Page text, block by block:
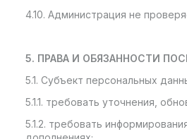
4.10. Администрация не
5. ПРАВА И ОБЯЗАННОСТИ
5.1. Субъект персональных
5.1.1. требовать уточнения,
5.1.2. требовать